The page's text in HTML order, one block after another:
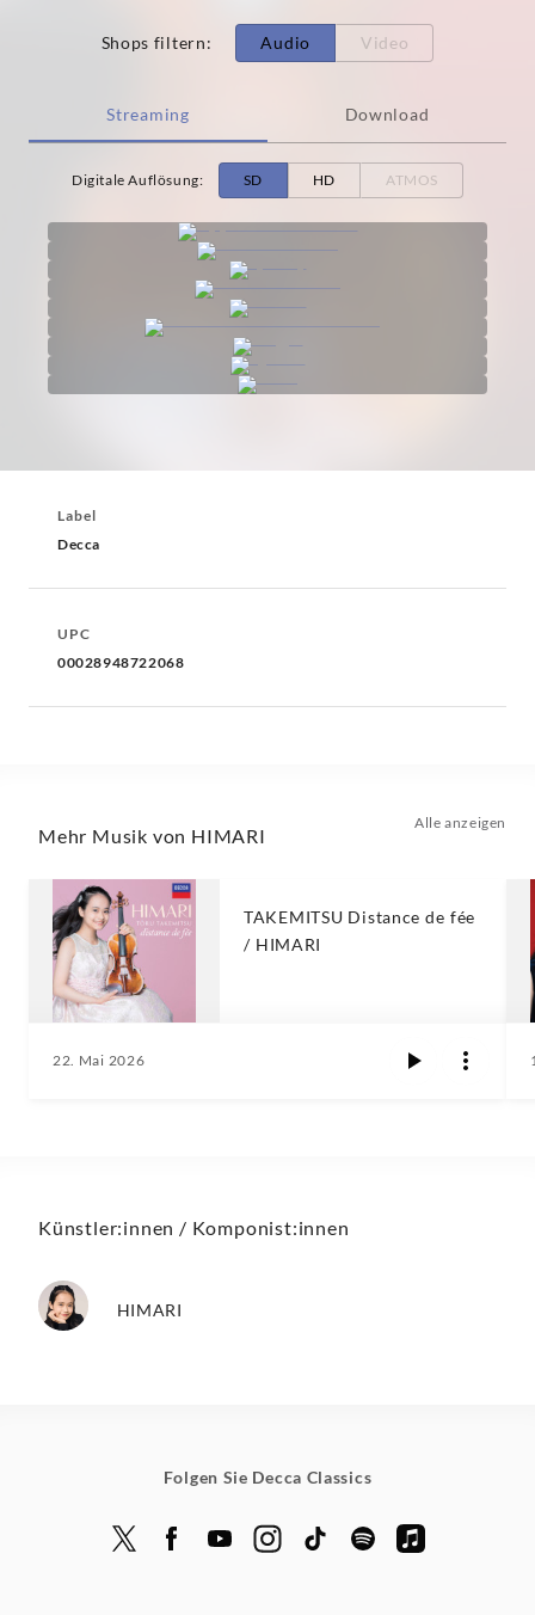
Shops filtern: Audio Video
Streaming Download
Digitale Auflösung: SD HD ATMOS
Label
Decca
UPC
00028948722068
Mehr Musik von HIMARI
Alle anzeigen
TAKEMITSU Distance de fée
/ HIMARI
22. Mai 2026
Künstler:innen / Komponist:innen
HIMARI
Folgen Sie Decca Classics